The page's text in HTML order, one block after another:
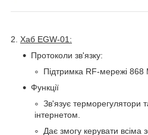
2. Хаб EGW-01:
Протоколи зв'язку:
Підтримка RF-мережі 868
Функції
Зв'язує терморегулятори
інтернетом.
Дає змогу керувати всіма